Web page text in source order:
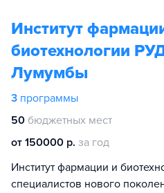
Институт
биотехнологии
Лумумбы
3 программы
50 бюджетных мест
от 150000 р. за год
Институт фармации и
специалистов нового